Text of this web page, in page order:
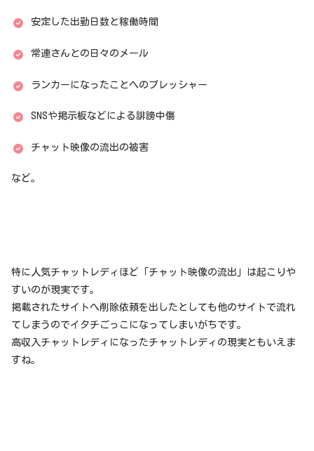
安定した出勤日数と稼働時間
常連さんとの日々のメール
ランカーになったことへのプレッシャー
SNSや掲示板などによる誹謗中傷
チャット映像の流出の被害
など。
特に人気チャットレディほど「チャット映像の流出」は起こりや
すいのが現実です。
掲載されたサイトへ削除依頼を出したとしても他のサイトで流れ
てしまうのでイタチごっこになってしまいがちです。
高収入チャットレディになったチャットレディの現実ともいえま
すね。